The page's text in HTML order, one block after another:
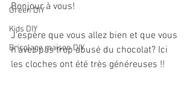
Green DIY
Kids DIY
Bricolage maison DIY
Bonjour à vous!
J'espère que vous allez bien et que vous
n'avez pas trop abusé du chocolat? Ici
les cloches ont été très généreuses !!